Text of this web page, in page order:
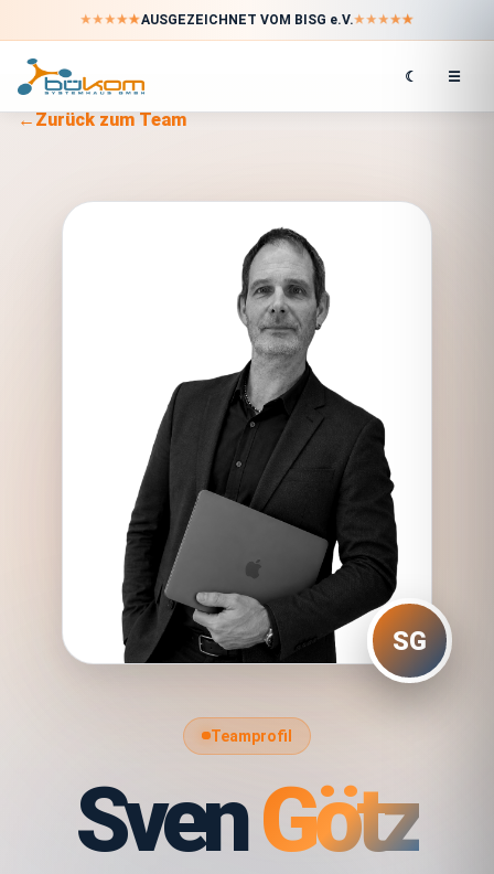
★★★★★AUSGEZEICHNET VOM BISG e.V.★★★★★
☾ ☰
← Zurück zum Team
SG
Teamprofil
SvenGötz